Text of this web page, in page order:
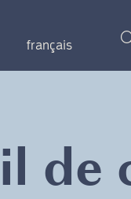
français
de